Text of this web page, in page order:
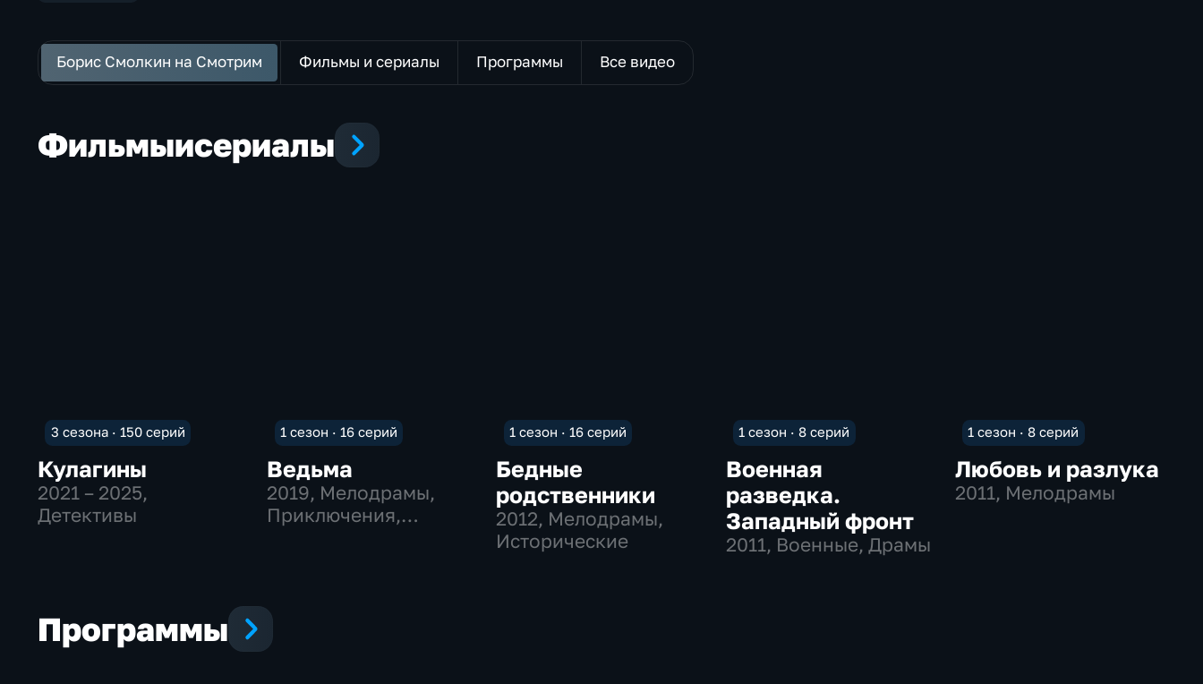
Борис Смолкин на Смотрим Фильмы и сериалы Программы Все видео
Фильмыисериалы
3 сезона · 150 серий
Кулагины
2021 – 2025,
Детективы
1 сезон · 16 серий
Ведьма
2019, Мелодрамы,
Приключения,
1 сезон · 16 серий
Бедные
родственники
2012, Мелодрамы,
Исторические
1 сезон · 8 серий
Военная
разведка.
Западный фронт
2011, Военные, Драмы
1 сезон · 8 серий
Любовь и разлука
2011, Мелодрамы
Программы